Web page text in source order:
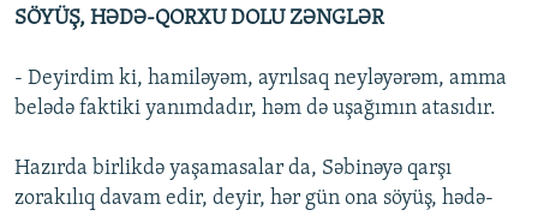
SÖYÜŞ, HƏDƏ-QORXU DOLU ZƏNGLƏR
- Deyirdim ki, hamiləyəm, ayrılsaq neyləyərəm, amma
belədə faktiki yanımdadır, həm də uşağımın atasıdır.
Hazırda birlikdə yaşamasalar da, Səbinəyə qarşı
zorakılıq davam edir, deyir, hər gün ona söyüş, hədə-